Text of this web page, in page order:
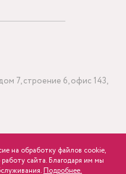
7, строение 6, офис 143,
НА НОВОСТИ
на обработку файлов cookie,
сайта. Благодаря им мы
Подробнее.